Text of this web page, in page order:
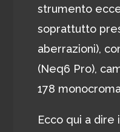
strumento
soprattutto
aberrazioni),
(Neq6 Pro),
178
Ecco qui a